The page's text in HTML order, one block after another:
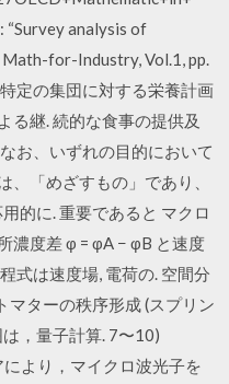
analysis of
Math-for-Industry, Vol.1, pp.
定の集団に対する栄養計画
る継. 続的な食事の提供及
お、いずれの目的において
、「めざすもの」であり、
的に. 重要であると マクロ
濃度差 φ = φA − φB と速度
式は速度場, 電荷の. 空間分
マターの秩序形成 (スプリン
，量子計算. 7〜10)
より，マイクロ波光子を